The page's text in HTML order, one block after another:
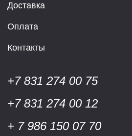
Доставка
Оплата
Контакты
+7 831 274 00 75
+7 831 274 00 12
+ 7 986 150 07 70